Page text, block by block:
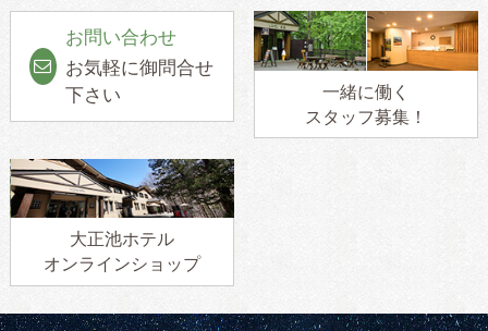
お問い合わせ
お気軽に御問合せ
下さい
一緒に働く
スタッフ募集！
大正池ホテル
オンラインショップ